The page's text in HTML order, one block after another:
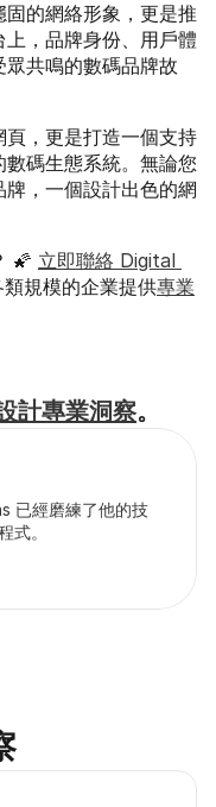
的網絡形象，更是推
，品牌身份、用戶體
共鳴的數碼品牌故
，更是打造一個支持
碼生態系統。無論您
，一個設計出色的網
🌠 立即聯絡 Digital
規模的企業提供專業
計專業洞察。
已經磨練了他的技
式。